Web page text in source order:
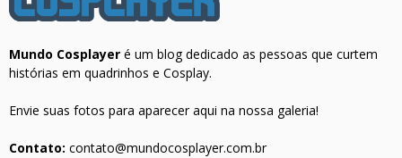
Mundo Cosplayer é um blog dedicado as pessoas que curtem
histórias em quadrinhos e Cosplay.
Envie suas fotos para aparecer aqui na nossa galeria!
Contato: contato@mundocosplayer.com.br